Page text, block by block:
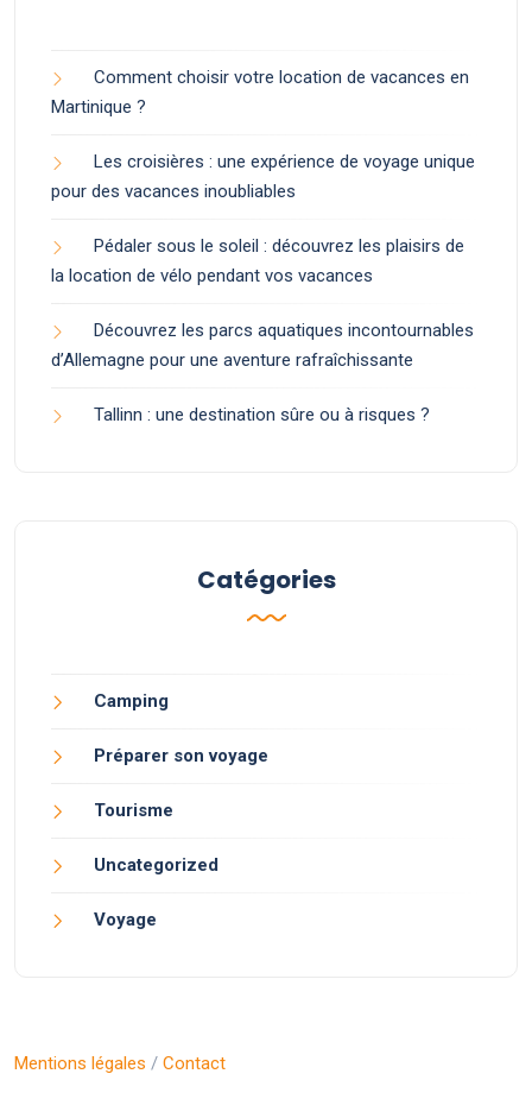
Comment choisir votre location de vacances en
Martinique ?
Les croisières : une expérience de voyage unique
pour des vacances inoubliables
Pédaler sous le soleil : découvrez les plaisirs de
la location de vélo pendant vos vacances
Découvrez les parcs aquatiques incontournables
d’Allemagne pour une aventure rafraîchissante
Tallinn : une destination sûre ou à risques ?
Catégories
Camping
Préparer son voyage
Tourisme
Uncategorized
Voyage
Mentions légales / Contact